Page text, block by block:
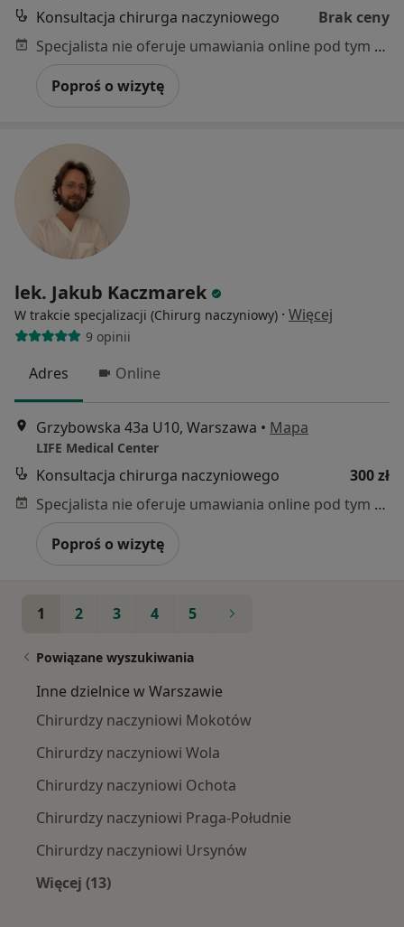
Konsultacja chirurga naczyniowego
Brak ceny
Specjalista nie oferuje umawiania online pod tym adresem.
Poproś o wizytę
lek. Jakub Kaczmarek
W trakcie specjalizacji (Chirurg naczyniowy) · Więcej
9 opinii
Adres Online
Grzybowska 43a U10, Warszawa • Mapa
LIFE Medical Center
Konsultacja chirurga naczyniowego
300 zł
Specjalista nie oferuje umawiania online pod tym adresem.
Poproś o wizytę
1 2 3 4 5
Powiązane wyszukiwania
Inne dzielnice w Warszawie
Chirurdzy naczyniowi Mokotów
Chirurdzy naczyniowi Wola
Chirurdzy naczyniowi Ochota
Chirurdzy naczyniowi Praga-Południe
Chirurdzy naczyniowi Ursynów
Więcej (13)